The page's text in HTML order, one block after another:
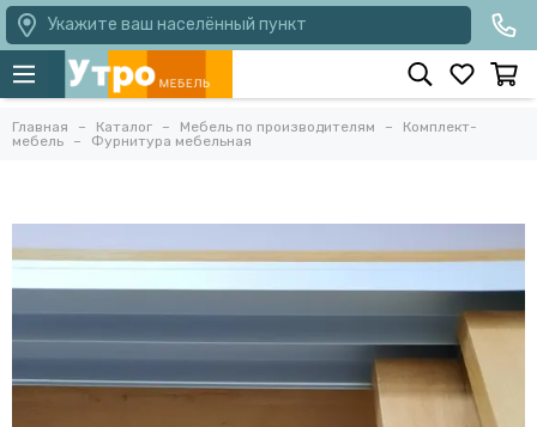
Укажите ваш населённый пункт
Главная Каталог Мебель по производителям
Комплект-
мебель
Фурнитура мебельная